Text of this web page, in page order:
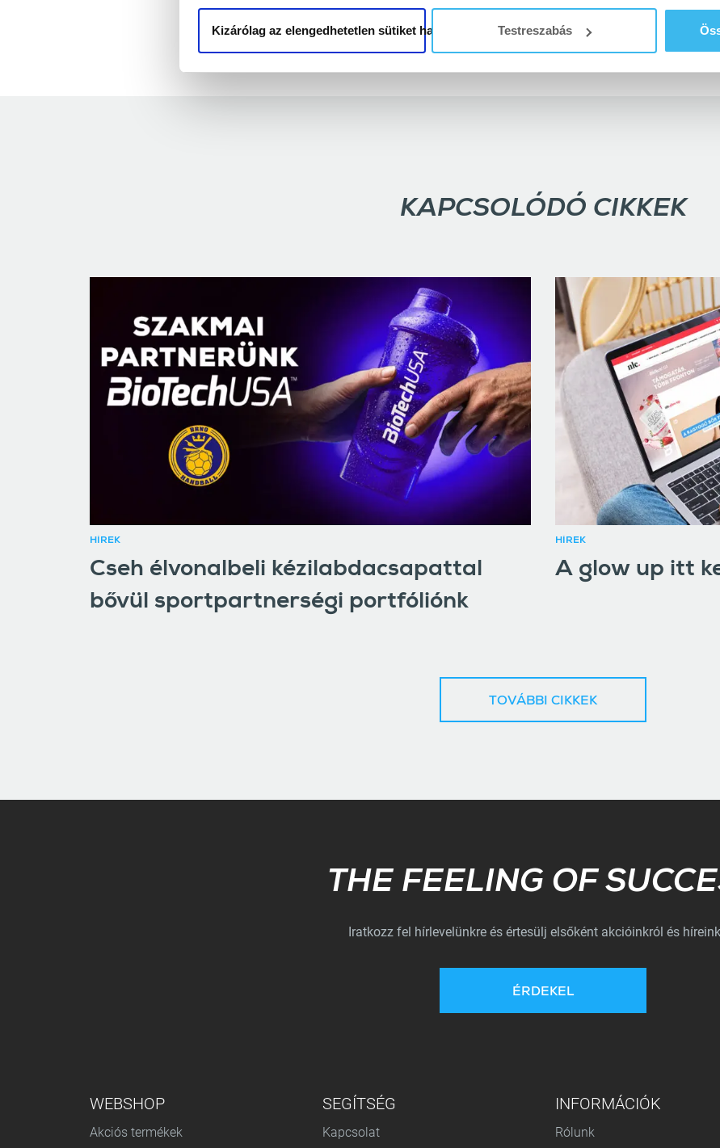
Kizárólag az elengedhetetlen sütiket használja Testreszabás
KAPCSOLÓDÓ CIKKEK
HÍREK
Cseh élvonalbeli kézilabdacsapattal
bővül sportpartnerségi portfóliónk
HÍREK
A glow up itt
TOVÁBBI CIKKEK
Subscribe
THE FEELING OF
Iratkozz fel hírlevelünkre és értesülj elsőként akcióinkról és
ÉRDEKEL
ALSÓ MENÜ
WEBSHOP
Akciós termékek
SEGÍTSÉG
Kapcsolat
INFORMÁCIÓK
Rólunk